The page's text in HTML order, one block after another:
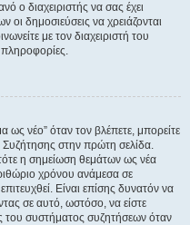
ο διαχειριστής να σας έχει
δημοσιεύσεις να χρειάζονται
με τον διαχειριστή του
ως νέο” όταν τον βλέπετε, μπορείτε
Συζήτησης στην πρώτη σελίδα.
η σημείωση θεμάτων ως νέα
χρόνου ανάμεσα σε
Είναι επίσης δυνατόν να
σε αυτό, ωστόσο, να είστε
του συστήματος συζητήσεων όταν